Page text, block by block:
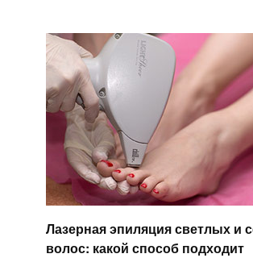
Лазерная эпиляция светлых и
волос: какой способ подходит